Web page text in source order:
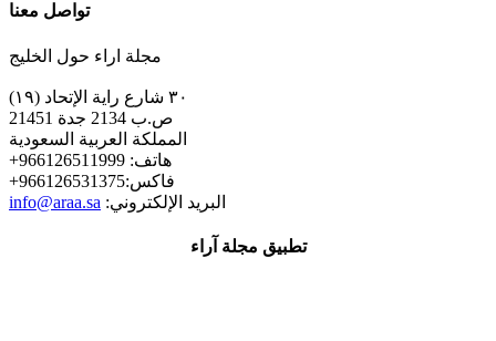
تواصل معنا
مجلة اراء حول الخليج
٣٠ شارع راية الإتحاد (١٩)
ص.ب 2134 جدة 21451
المملكة العربية السعودية
+هاتف: 966126511999
+فاكس:966126531375
info@araa.sa :البريد الإلكتروني
تطبيق مجلة آراء